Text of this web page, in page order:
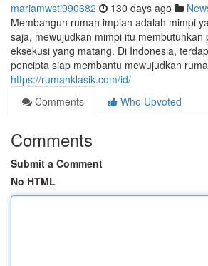
mariamwsti990682 130 days ago
Membangun rumah impian adalah mimpi
saja, mewujudkan mimpi itu membutuhkan
eksekusi yang matang. Di Indonesia,
pencipta siap membantu mewujudkan
https://rumahklasik.com/id/
Comments
Who Upvoted
Comments
Submit a Comment
No HTML